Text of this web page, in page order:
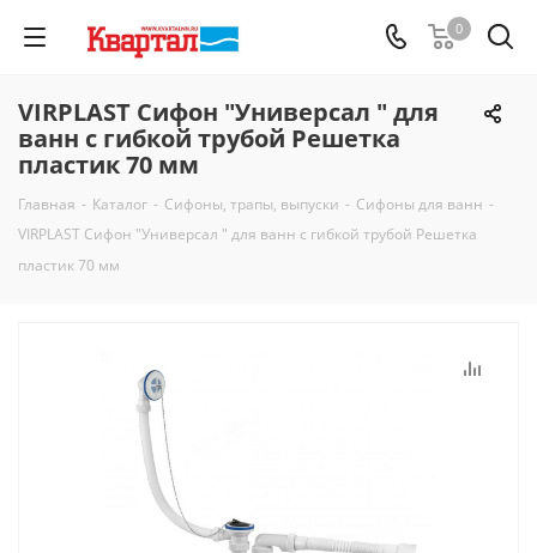
0
VIRPLAST Сифон "Универсал " для
ванн с гибкой трубой Решетка
пластик 70 мм
Главная - Каталог - Сифоны, трапы, выпуски - Сифоны для ванн -
VIRPLAST Сифон "Универсал " для ванн с гибкой трубой Решетка
пластик 70 мм